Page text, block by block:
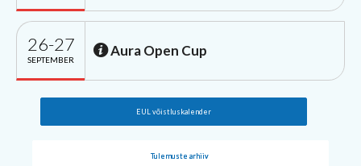
26-27
SEPTEMBER
Aura Open Cup
EUL võistluskalender
Tulemuste arhiiv